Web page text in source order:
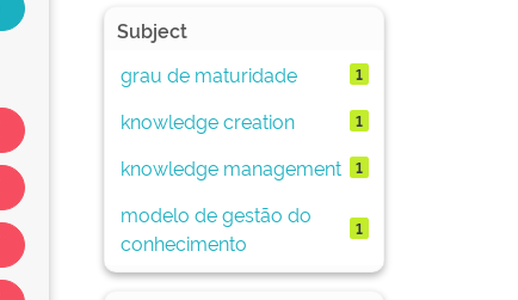
Subject
grau de maturidade
1
knowledge creation 1
knowledge management 1
modelo de gestão do
conhecimento
1